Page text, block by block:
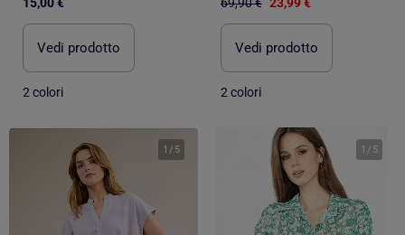
15,00 €
Vedi prodotto
2 colori
69,90 € 23,99 €
Vedi prodotto
2 colori
1 / 5 1 / 5